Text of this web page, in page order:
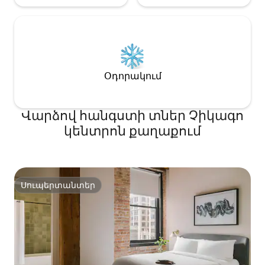
Օդորակում
Վարձով հանգստի տներ Չիկագո
կենտրոն քաղաքում
Սուպերտանտեր
Սուպերտանտեր